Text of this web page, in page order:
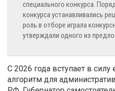
специального конкурса.
конкурса устанавливались
роль в отборе играла
утверждали одного из
С 2026 года вступает в
алгоритм для